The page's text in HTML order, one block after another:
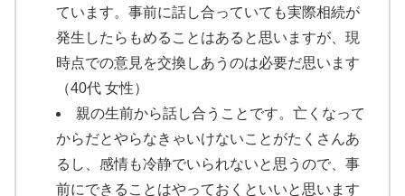
ています。事前に話し合っていても実際相続が
発生したらもめることはあると思いますが、現
時点での意見を交換しあうのは必要だ思います
（40代 女性）
親の生前から話し合うことです。亡くなって
からだとやらなきゃいけないことがたくさんあ
るし、感情も冷静でいられないと思うので、事
前にできることはやっておくといいと思います